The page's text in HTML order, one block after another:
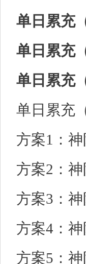
单日累充
单日累充
单日累充
单日累充
方案1：
方案2：
方案3：
方案4：
方案5：神